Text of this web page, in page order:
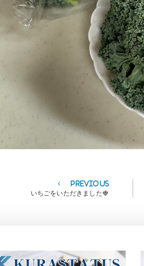
PreviousPrevious
いちごをいただきました🍓